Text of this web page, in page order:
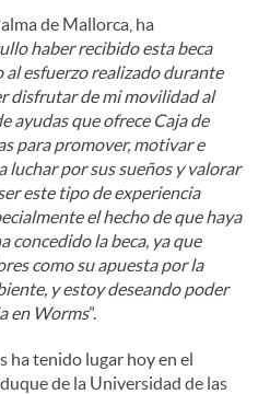
de Mallorca, ha
haber recibido esta beca
esfuerzo realizado durante
disfrutar de mi movilidad al
ayudas que ofrece Caja de
para promover, motivar e
luchar por sus sueños y valorar
este tipo de experiencia
el hecho de que haya
concedido la beca, ya que
como su apuesta por la
y estoy deseando poder
en Worms”.
ha tenido lugar hoy en el
de la Universidad de las